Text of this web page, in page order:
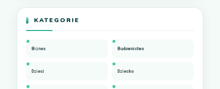
KATEGORIE
Biznes Budownictwo
Dzieci Dziecko